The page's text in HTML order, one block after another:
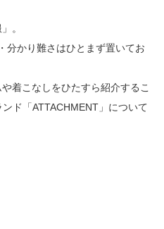
。
分かり難さはひとまず置いてお
着こなしをひたすら紹介するこ
ド「ATTACHMENT」について